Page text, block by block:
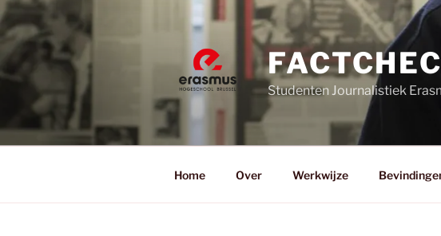
Ga
naar
inhoud
Studenten Journalistiek
Home Over Werkwijze